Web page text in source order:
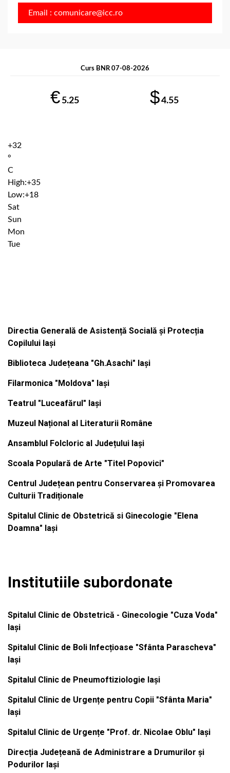
Email : comunicare@icc.ro
Curs BNR 07-08-2026
€ 5.25 $4.55
+32
°
C
High:+35
Low:+18
Sat
Sun
Mon
Tue
Directia Generală de Asistență Socială și Protecția
Copilului Iași
Biblioteca Județeana "Gh.Asachi" Iași
Filarmonica "Moldova" Iași
Teatrul "Luceafărul" Iași
Muzeul Național al Literaturii Române
Ansamblul Folcloric al Județului Iași
Scoala Populară de Arte "Titel Popovici"
Centrul Județean pentru Conservarea și Promovarea
Culturii Tradiționale
Spitalul Clinic de Obstetrică si Ginecologie "Elena
Doamna" Iași
Institutiile subordonate
Spitalul Clinic de Obstetrică - Ginecologie "Cuza Voda"
Iași
Spitalul Clinic de Boli Infecțioase "Sfânta Parascheva"
Iași
Spitalul Clinic de Pneumoftiziologie Iași
Spitalul Clinic de Urgențe pentru Copii "Sfânta Maria"
Iași
Spitalul Clinic de Urgențe "Prof. dr. Nicolae Oblu" Iași
Direcția Județeană de Administrare a Drumurilor și
Podurilor Iași